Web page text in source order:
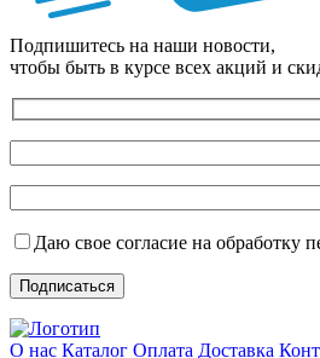
Подпишитесь на наши новости,
чтобы быть в курсе всех акций и
Даю свое согласие на обработку
О нас Каталог Оплата Доставка